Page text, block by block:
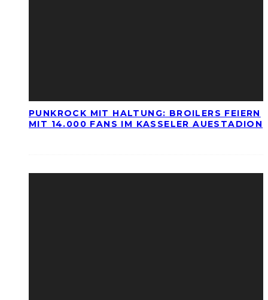
PUNKROCK MIT HALTUNG: BROILERS FEIERN
MIT 14.000 FANS IM KASSELER AUESTADION